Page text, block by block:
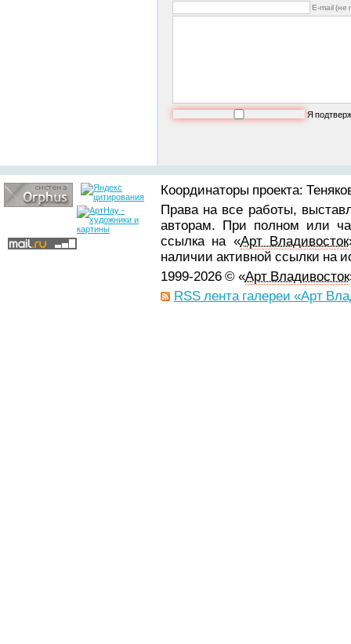
E-mail (не
Я
Координаторы проекта:
Права на все работы,
авторам. При полном или
ссылка на «Арт Владивосток
наличии активной ссылки на
1999-2026 © «Арт Владивосток
RSS лента галереи «Арт